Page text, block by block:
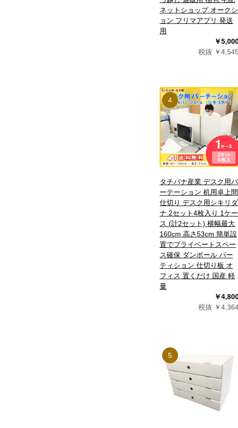
ネットショップ オークシ
ョン フリマアプリ 発送
用
￥
税抜 ￥4,545
4
タチバナ産業 デスク用パ
ーテーション 机用卓上間
仕切り デスク用シキリダ
ナ 2セット4枚入り 1ケー
ス (計2セット) 横幅最大
160cm 高さ53cm 簡単設
置でプライベートスペー
ス確保 ダンボール パー
ティション 仕切り板 オ
フィス 置くだけ 国産 軽
量
￥
税抜 ￥
5